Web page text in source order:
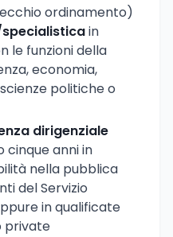
ordinamento)
in
le funzioni della
economia,
politiche o
dirigenziale
anni in
nella pubblica
del Servizio
in qualificate
private